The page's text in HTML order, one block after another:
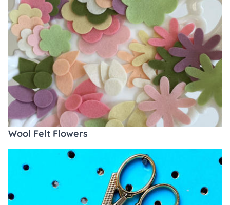
Wool Felt Flowers